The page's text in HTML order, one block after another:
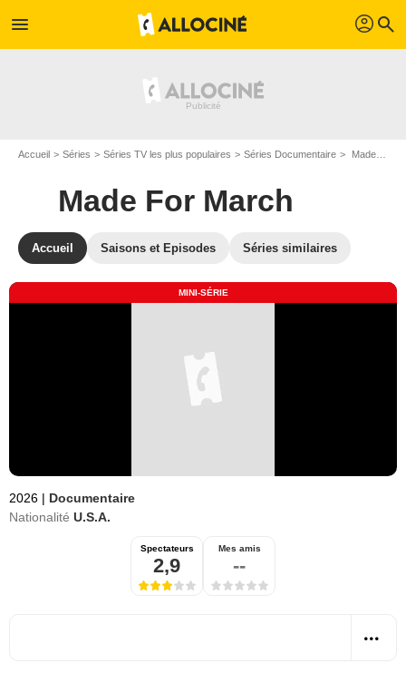
menu profil search
Accueil Séries Séries TV les plus populaires Séries Documentaire Made For March
Made For March
Accueil Saisons et Episodes Séries similaires
MINI-SÉRIE
2026 | Documentaire
Nationalité U.S.A.
Spectateurs
2,9
Mes amis
--